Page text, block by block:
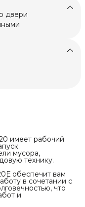
двери
имеет рабочий
мусора,
технику.
обеспечит вам
в сочетании с
что
и